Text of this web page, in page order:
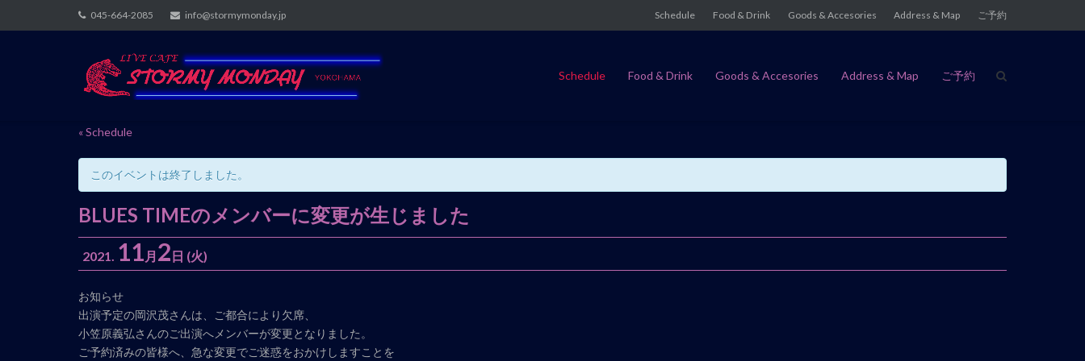
to
045-664-2085 info@stormymonday.jp Schedule Food & Drink Goods & Accesories Address & Map ご予約
Schedule Food & Drink Goods & Accesories Address & Map ご予約
« Schedule
このイベントは終了しました。
BLUES TIMEのメンバーに変更が生じました
2021. 11 月 2 日 (火)
イ
ベ
ン
ト
お知らせ
出演予定の岡沢茂さんは、ご都合により欠席、
小笠原義弘さんのご出演へメンバーが変更となりました。
ご予約済みの皆様へ、急な変更でご迷惑をおかけしますことを